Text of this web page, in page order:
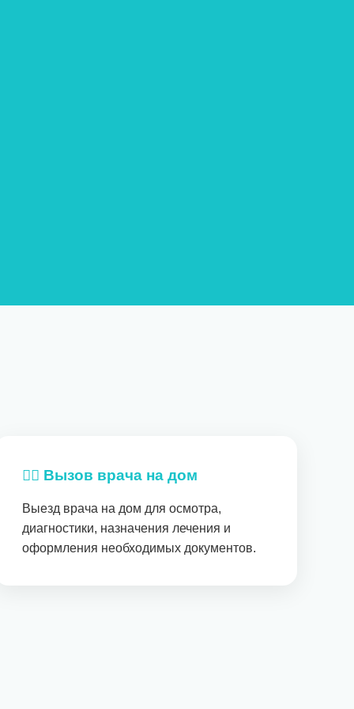
👨‍⚕️ Вызов врача на дом
Выезд врача на дом для осмотра,
диагностики, назначения лечения и
оформления необходимых документов.